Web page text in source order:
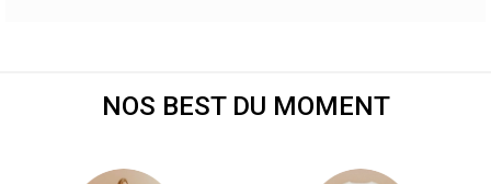
NOS BEST DU MOMENT